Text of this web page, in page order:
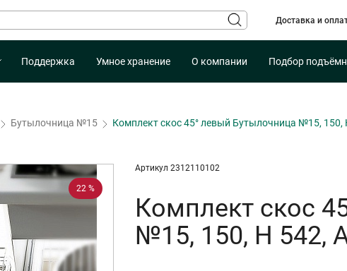
Доставка и
Поддержка Умное хранение О компании Подбор
Бутылочница №15 Комплект скос 45° левый Бутылочница №15,
22 %
Артикул 2312110102
Комплект скос
№15, 150, H 542,